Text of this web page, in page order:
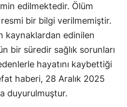
edilmektedir. Ölüm
bir bilgi verilmemiştir.
kaynaklardan edinilen
bir süredir sağlık sorunları
hayatını kaybettiği
haberi, 28 Aralık 2025
duyurulmuştur.